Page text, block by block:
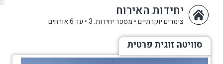
יחידות האירוח
צימרים יוקרתיים• מספר יחידות: 3 • עד 6 אורחים
סוויטה זוגית פרטית